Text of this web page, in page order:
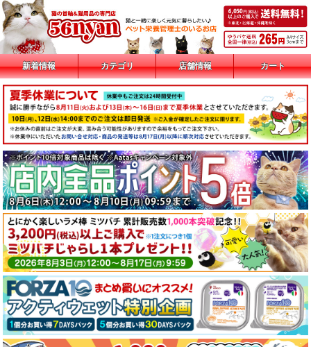
新着情報 カテゴリ 店舗情報 カート